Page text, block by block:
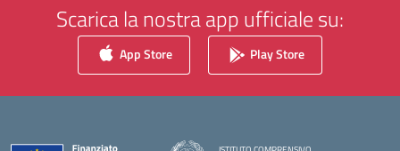
Scarica la nostra app ufficiale su:
App Store Play Store